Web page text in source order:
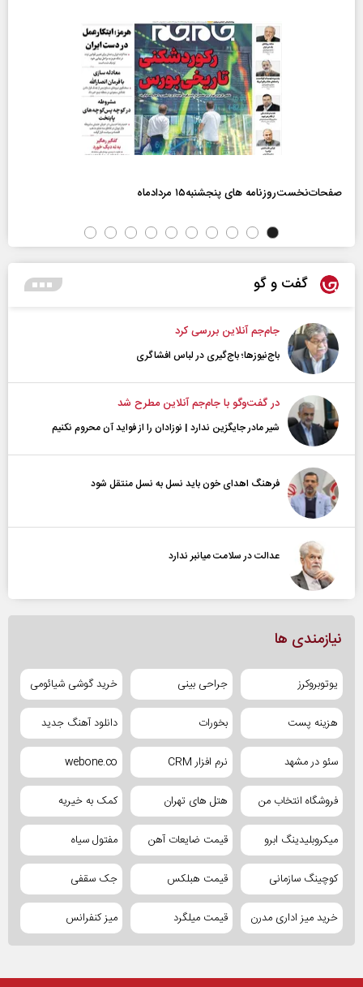
صفحات‌نخست‌روزنامه ها‌ی پنجشنبه‌۱۵ مردادماه
گفت و گو
جام‌جم آنلاین بررسی کرد
باج‌نیوزها؛ باج‌گیری در لباس افشاگری
در گفت‌و‌گو با جام‌جم آنلاین مطرح شد
شیر مادر جایگزین ندارد | نوزادان را از فواید آن محروم نکنیم
فرهنگ اهدای خون باید نسل به نسل منتقل شود
عدالت در سلامت میانبر ندارد
نیازمندی ها
یوتوبروکرز جراحی بینی خرید گوشی شیائومی
هزینه پست بخورات دانلود آهنگ جدید
سئو در مشهد نرم افزار CRM webone.co
فروشگاه انتخاب من هتل های تهران کمک به خیریه
میکروبلیدینگ ابرو قیمت ضایعات آهن مفتول سیاه
کوچینگ سازمانی قیمت هبلکس جک سقفی
خرید میز اداری مدرن قیمت میلگرد میز کنفرانس